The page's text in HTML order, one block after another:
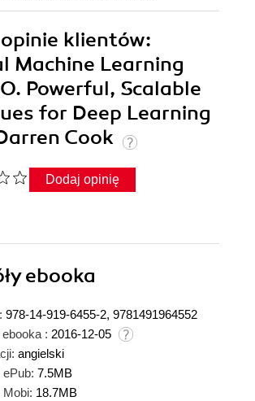
klientów:
Machine Learning
Powerful, Scalable
for Deep Learning
Cook
Dodaj opinię
ebooka
978-14-919-6455-2, 9781491964552
: 2016-12-05
angielski
7.5MB
Mobi: 18.7MB